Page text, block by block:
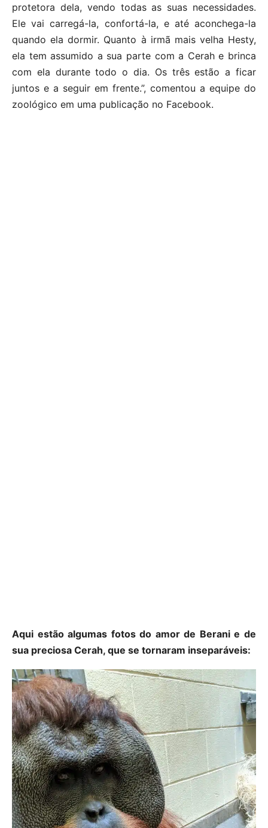
protetora dela, vendo todas as suas necessidades.
Ele vai carregá-la, confortá-la, e até aconchega-la
quando ela dormir. Quanto à irmã mais velha Hesty,
ela tem assumido a sua parte com a Cerah e brinca
com ela durante todo o dia. Os três estão a ficar
juntos e a seguir em frente.”, comentou a equipe do
zoológico em uma publicação no Facebook.
Aqui estão algumas fotos do amor de Berani e de
sua preciosa Cerah, que se tornaram inseparáveis: